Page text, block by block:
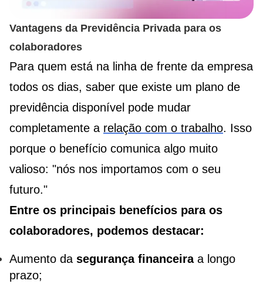
Vantagens da Previdência Privada para os
colaboradores
Para quem está na linha de frente da empresa
todos os dias, saber que existe um plano de
previdência disponível pode mudar
completamente a relação com o trabalho. Isso
porque o benefício comunica algo muito
valioso: "nós nos importamos com o seu
futuro."
Entre os principais benefícios para os
colaboradores, podemos destacar:
Aumento da segurança financeira a longo
prazo;